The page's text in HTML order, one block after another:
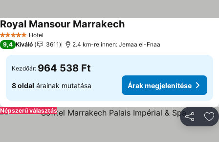
5 KategóriaHotel
Royal Mansour Marrakech
9,4 Kiváló 3611 2.4 km-re innen: Jemaa el-Fnaa
Kezdőár: 964 538 Ft
8 oldal árainak mutatása Árak megjelenítése
Népszerű választás